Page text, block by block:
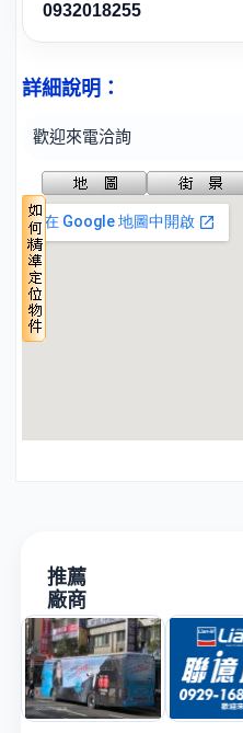
0932018255
詳細說明：
歡迎來電洽詢
推薦
廠商